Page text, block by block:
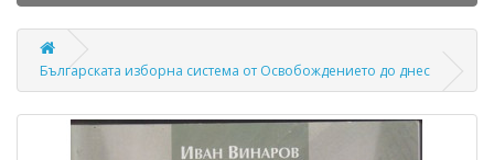
Българската изборна система от Освобождението до днес